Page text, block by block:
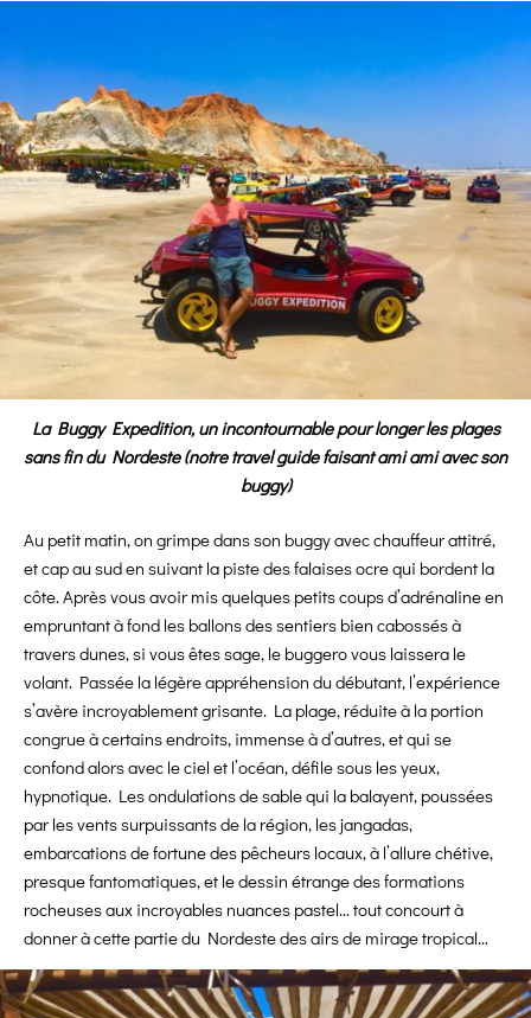
La Buggy Expedition, un incontournable pour longer les plages
sans fin du Nordeste (notre travel guide faisant ami ami avec son
buggy)
Au petit matin, on grimpe dans son buggy avec chauffeur attitré,
et cap au sud en suivant la piste des falaises ocre qui bordent la
côte. Après vous avoir mis quelques petits coups d’adrénaline en
empruntant à fond les ballons des sentiers bien cabossés à
travers dunes, si vous êtes sage, le buggero vous laissera le
volant. Passée la légère appréhension du débutant, l’expérience
s’avère incroyablement grisante. La plage, réduite à la portion
congrue à certains endroits, immense à d’autres, et qui se
confond alors avec le ciel et l’océan, défile sous les yeux,
hypnotique. Les ondulations de sable qui la balayent, poussées
par les vents surpuissants de la région, les jangadas,
embarcations de fortune des pêcheurs locaux, à l’allure chétive,
presque fantomatiques, et le dessin étrange des formations
rocheuses aux incroyables nuances pastel… tout concourt à
donner à cette partie du Nordeste des airs de mirage tropical…